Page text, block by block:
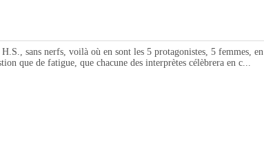
sans nerfs, voilà où en sont les 5 protagonistes, 5 femmes,
que de fatigue, que chacune des interprètes célèbrera en c...